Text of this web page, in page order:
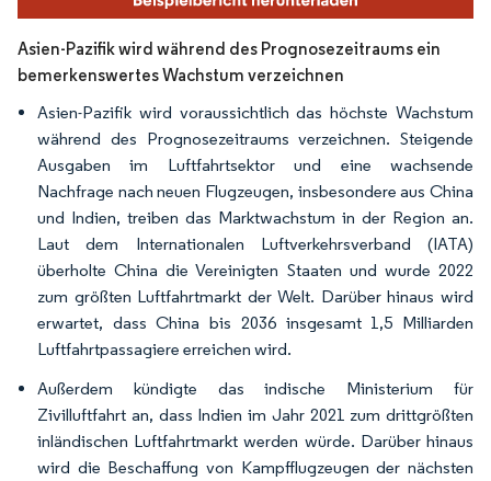
Asien-Pazifik wird während des Prognosezeitraums ein
bemerkenswertes Wachstum verzeichnen
Asien-Pazifik wird voraussichtlich das höchste Wachstum
während des Prognosezeitraums verzeichnen. Steigende
Ausgaben im Luftfahrtsektor und eine wachsende
Nachfrage nach neuen Flugzeugen, insbesondere aus China
und Indien, treiben das Marktwachstum in der Region an.
Laut dem Internationalen Luftverkehrsverband (IATA)
überholte China die Vereinigten Staaten und wurde 2022
zum größten Luftfahrtmarkt der Welt. Darüber hinaus wird
erwartet, dass China bis 2036 insgesamt 1,5 Milliarden
Luftfahrtpassagiere erreichen wird.
Außerdem kündigte das indische Ministerium für
Zivilluftfahrt an, dass Indien im Jahr 2021 zum drittgrößten
inländischen Luftfahrtmarkt werden würde. Darüber hinaus
wird die Beschaffung von Kampfflugzeugen der nächsten